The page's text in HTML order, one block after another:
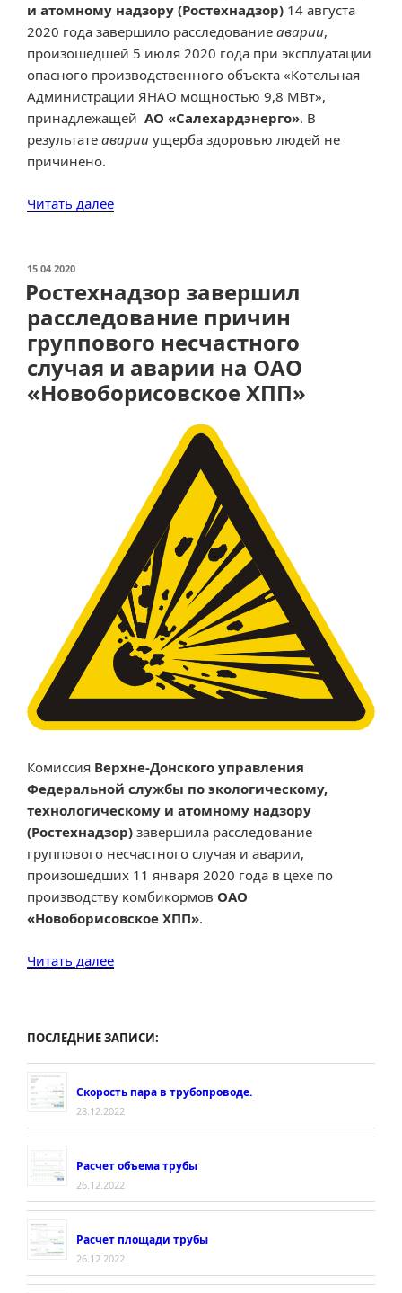
и атомному надзору (Ростехнадзор) 14 августа
2020 года завершило расследование аварии,
произошедшей 5 июля 2020 года при эксплуатации
опасного производственного объекта «Котельная
Администрации ЯНАО мощностью 9,8 МВт»,
принадлежащей АО «Салехардэнерго». В
результате аварии ущерба здоровью людей не
причинено.
Читать далее«Ростехнадзор
в
котельной
АО
«Салехардэнерго»»
ОПУБЛИКОВАНО
15.04.2020
Ростехнадзор завершил
расследование причин
группового несчастного
случая и аварии на ОАО
«Новоборисовское ХПП»
Комиссия Верхне-Донского управления
Федеральной службы по экологическому,
технологическому и атомному надзору
(Ростехнадзор) завершила расследование
группового несчастного случая и аварии,
произошедших 11 января 2020 года в цехе по
производству комбикормов ОАО
«Новоборисовское ХПП».
Читать далее«Ростехнадзор
группового
несчастного
случая
и
аварии
ОАО
ПОСЛЕДНИЕ ЗАПИСИ:
Скорость пара в трубопроводе.
28.12.2022
Расчет объема трубы
26.12.2022
Расчет площади трубы
26.12.2022